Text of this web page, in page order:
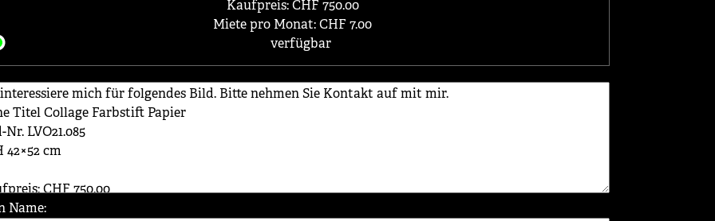
Kaufpreis: CHF 750.00
Miete pro Monat: CHF 7.00
verfügbar
Name: